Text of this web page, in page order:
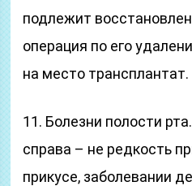
подлежит
операция по его
на место трансплантат.
11. Болезни полости
справа – не редкость
прикусе, заболевании